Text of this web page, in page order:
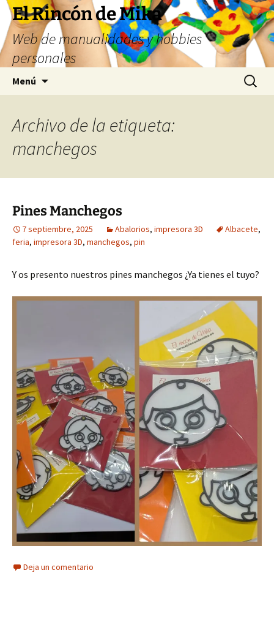
Saltar
contenido
El Rincón de Mika
Web de manualidades y hobbies
personales
Menú Buscar:
Archivo de la etiqueta:
manchegos
Pines Manchegos
7 septiembre, 2025 Abalorios, impresora 3D Albacete,
feria, impresora 3D, manchegos, pin
Y os presento nuestros pines manchegos ¿Ya tienes el tuyo?
Deja un comentario